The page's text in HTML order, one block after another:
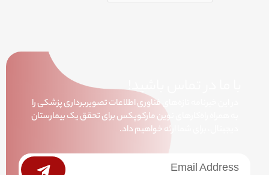
با ما در تماس باشید!
در این خبرنامه تازه‌های فناوری اطلاعات تصویربرداری پزشکی را
به همراه راه‌کارهای نوین مارکوپکس برای تحقق یک بیمارستان
دیجیتال، برای شما ارئه خواهیم داد.
خبرنامه Submit